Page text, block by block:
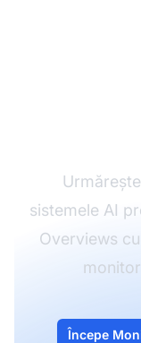
sistemele AI
Overviews
Începe